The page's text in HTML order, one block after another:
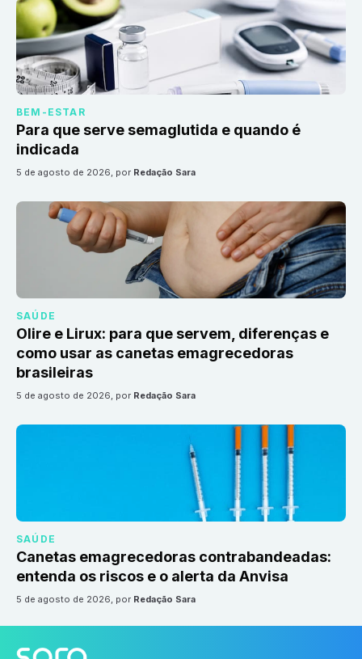
BEM-ESTAR
Para que serve semaglutida e quando é
indicada
5 de agosto de 2026, por Redação Sara
SAÚDE
Olire e Lirux: para que servem, diferenças e
como usar as canetas emagrecedoras
brasileiras
5 de agosto de 2026, por Redação Sara
SAÚDE
Canetas emagrecedoras contrabandeadas:
entenda os riscos e o alerta da Anvisa
5 de agosto de 2026, por Redação Sara